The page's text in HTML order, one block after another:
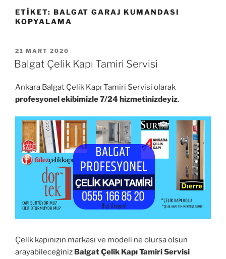
ETIKET: BALGAT GARAJ KUMANDASI
KOPYALAMA
YAYIM
TARIHI
21 MART 2020
Balgat Çelik Kapı Tamiri Servisi
Ankara Balgat Çelik Kapı Tamiri Servisi olarak
profesyonel ekibimizle 7/24 hizmetinizdeyiz.
Çelik kapınızın markası ve modeli ne olursa olsun
arayabileceğiniz Balgat Çelik Kapı Tamiri Servisi